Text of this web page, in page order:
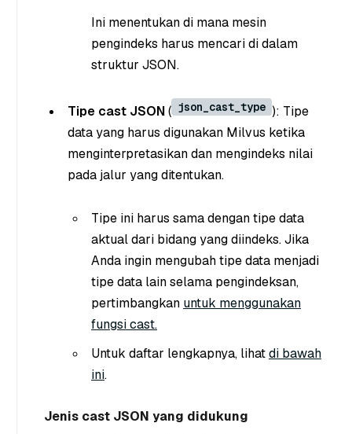
Ini menentukan di mana mesin
pengindeks harus mencari di dalam
struktur JSON.
Tipe cast JSON( json_cast_type ): Tipe
data yang harus digunakan Milvus ketika
menginterpretasikan dan mengindeks nilai
pada jalur yang ditentukan.
Tipe ini harus sama dengan tipe data
aktual dari bidang yang diindeks. Jika
Anda ingin mengubah tipe data menjadi
tipe data lain selama pengindeksan,
pertimbangkan untuk menggunakan
fungsi cast.
Untuk daftar lengkapnya, lihatdi bawah
ini.
Jenis cast JSON yang didukung